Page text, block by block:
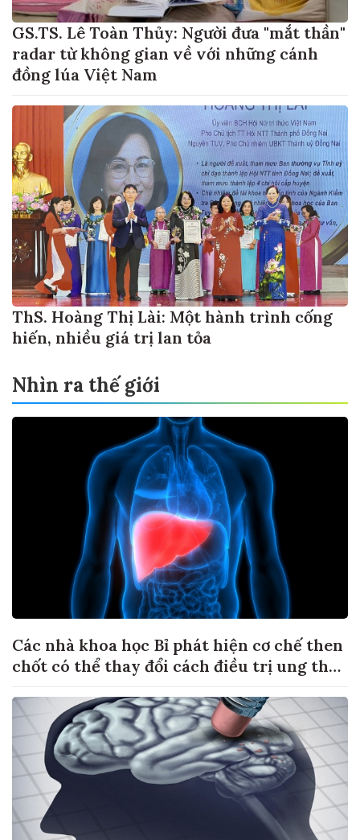
GS.TS. Lê Toàn Thủy: Người đưa "mắt thần"
radar từ không gian về với những cánh
đồng lúa Việt Nam
ThS. Hoàng Thị Lài: Một hành trình cống
hiến, nhiều giá trị lan tỏa
Nhìn ra thế giới
Các nhà khoa học Bỉ phát hiện cơ chế then
chốt có thể thay đổi cách điều trị ung thư